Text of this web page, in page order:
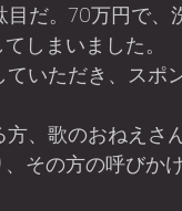
だ。70万円で、
しまいました。
その方の呼びか